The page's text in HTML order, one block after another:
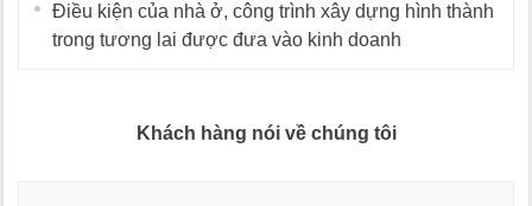
Điều kiện của nhà ở, công trình xây dựng hình thành
trong tương lai được đưa vào kinh doanh
Khách hàng nói về chúng tôi